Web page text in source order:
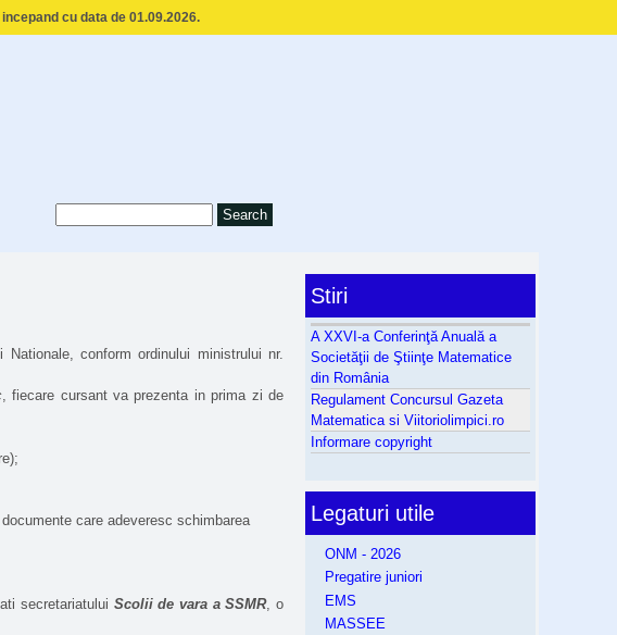
cu data de 01.09.2026.
conform ordinului ministrului nr.
, fiecare cursant va prezenta in prima zi de
care adeveresc schimbarea
secretariatului Scolii de vara a SSMR, o
Stiri
A XXVI-a Conferinţă Anuală a
Societăţii de Ştiinţe Matematice
din România
Regulament Concursul Gazeta
Matematica si Viitoriolimpici.ro
Informare copyright
Legaturi utile
ONM - 2026
Pregatire juniori
EMS
MASSEE